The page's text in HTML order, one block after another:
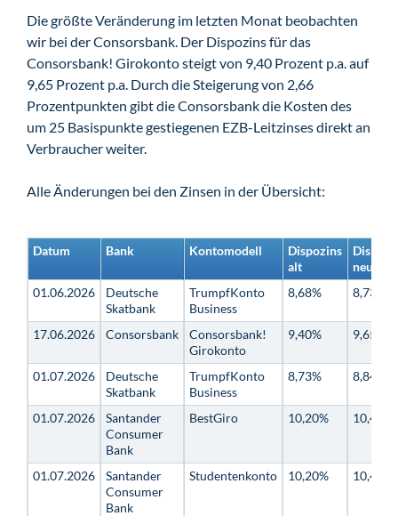
Die größte Veränderung im letzten Monat beobachten
wir bei der Consorsbank. Der Dispozins für das
Consorsbank! Girokonto steigt von 9,40 Prozent p.a. auf
9,65 Prozent p.a. Durch die Steigerung von 2,66
Prozentpunkten gibt die Consorsbank die Kosten des
um 25 Basispunkte gestiegenen EZB-Leitzinses direkt an
Verbraucher weiter.
Alle Änderungen bei den Zinsen in der Übersicht:
Datum Bank Kontomodell
Dispozins
alt
neu
01.06.2026
Deutsche
Skatbank
TrumpfKonto
Business
8,68% 8,73%
17.06.2026 Consorsbank
Consorsbank!
Girokonto
9,40% 9,65%
01.07.2026
Deutsche
Skatbank
TrumpfKonto
Business
8,73% 8,84%
01.07.2026
Santander
Consumer
Bank
BestGiro 10,20% 10,45%
01.07.2026
Santander
Consumer
Bank
Studentenkonto 10,20% 10,45%